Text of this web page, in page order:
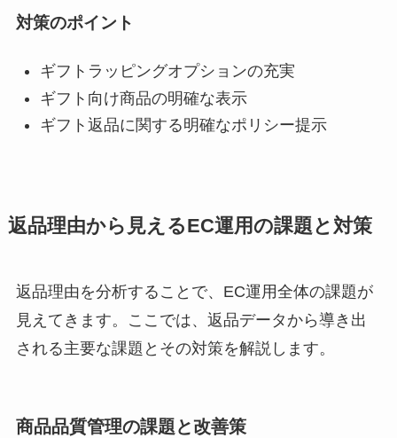
対策のポイント
ギフトラッピングオプションの充実
ギフト向け商品の明確な表示
ギフト返品に関する明確なポリシー提示
返品理由から見えるEC運用の課題と対策
返品理由を分析することで、EC運用全体の課題が
見えてきます。ここでは、返品データから導き出
される主要な課題とその対策を解説します。
商品品質管理の課題と改善策